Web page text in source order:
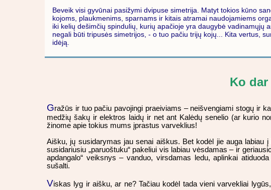
Beveik visi gyvūnai pasižymi dvipuse simetrija. Matyt tokios kūno
kojoms, plaukmenims, sparnams ir kitais atramai naudojamiems
iki kelių dešimčių spindulių, kurių apačioje yra daugybė vadinamųjų
negali būti tripusės simetrijos, - o tuo pačiu trijų kojų... Kita vertus,
idėją.
Ko
Gražūs ir tuo pačiu pavojingi praeiviams – neišvengiami stogų ir
medžių šakų ir elektros laidų ir net ant Kalėdų senelio (ar kurio
žinome apie tokius mums įprastus varveklius!
Aišku, jų susidarymas jau senai aiškus. Bet kodėl jie auga labiau
susidariusiu „paruoštuku“ pakeliui vis labiau vėsdamas – ir
apdangalo“ veiksnys – vanduo, virsdamas ledu, aplinkai
sušalti.
Viskas lyg ir aišku, ar ne? Tačiau kodėl tada vieni varvekliai